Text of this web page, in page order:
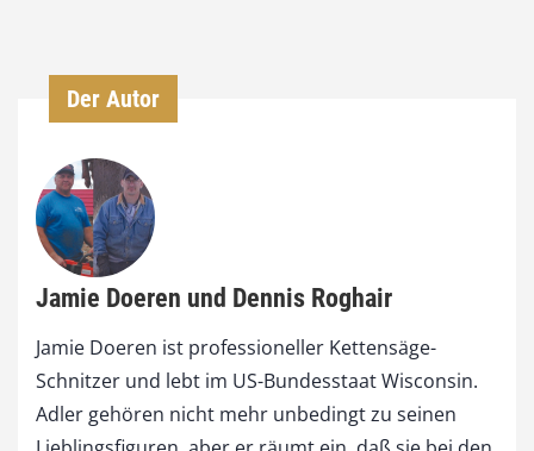
Der Autor
Jamie Doeren und Dennis Roghair
Jamie Doeren ist professioneller Kettensäge-
Schnitzer und lebt im US-Bundesstaat Wisconsin.
Adler gehören nicht mehr unbedingt zu seinen